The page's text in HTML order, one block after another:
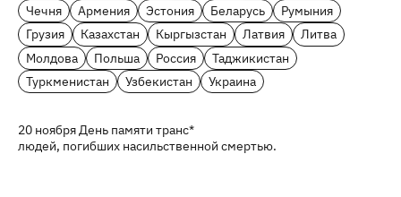
Чечня
Армения Эстония Беларусь
Румыния
Грузия
Казахстан Кыргызстан Латвия
Литва
Молдова
Польша Россия
Таджикистан
Туркменистан
Узбекистан Украина
20 ноября День памяти транс*
людей, погибших насильственной смертью.